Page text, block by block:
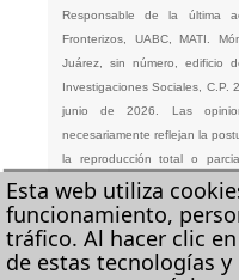
Esta web utiliza
funcionamiento,
tráfico. Al hacer clic
de estas tecnologías
Responsable de la última
Fronterizos, UABC, MATI.
Juárez, sin número, edificio
Investigaciones Sociales, C.P.
junio de 2026. Las
necesariamente reflejan la
la reproducción total o
publicación siempre y cuando